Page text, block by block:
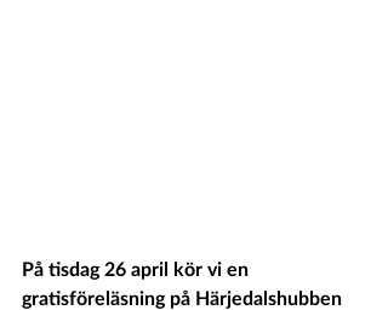
På tisdag 26 april kör vi en
gratisföreläsning på Härjedalshubben